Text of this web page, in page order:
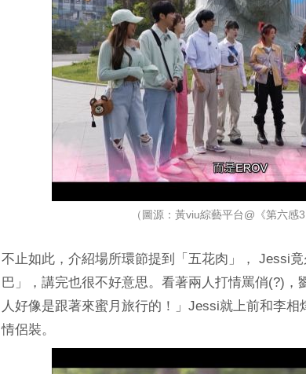
（圖源：黃viu綜藝平台@《第六感3
不止如此，介紹場所環節提到「五花肉」， Jessi
巴」，講完也很不好意思。看著兩人打情罵俏(?)，
人好像是跟著來蜜月旅行的！」Jessi就上前和李
情侶裝。